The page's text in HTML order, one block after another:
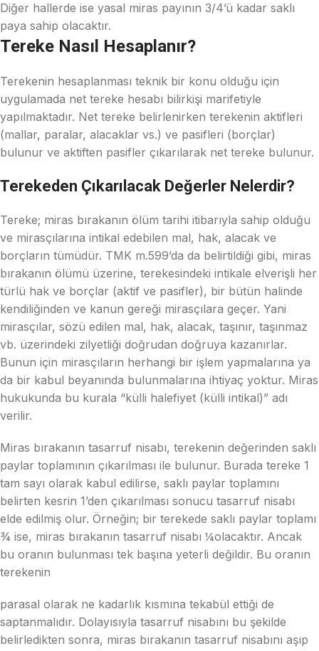
Diğer hallerde ise yasal miras payının 3/4’ü kadar saklı
paya sahip olacaktır.
Tereke Nasıl Hesaplanır?
Terekenin hesaplanması teknik bir konu olduğu için
uygulamada net tereke hesabı bilirkişi marifetiyle
yapılmaktadır. Net tereke belirlenirken terekenin aktifleri
(mallar, paralar, alacaklar vs.) ve pasifleri (borçlar)
bulunur ve aktiften pasifler çıkarılarak net tereke bulunur.
Terekeden Çıkarılacak Değerler Nelerdir?
Tereke; miras bırakanın ölüm tarihi itibarıyla sahip olduğu
ve mirasçılarına intikal edebilen mal, hak, alacak ve
borçların tümüdür. TMK m.599’da da belirtildiği gibi, miras
bırakanın ölümü üzerine, terekesindeki intikale elverişli her
türlü hak ve borçlar (aktif ve pasifler), bir bütün halinde
kendiliğinden ve kanun gereği mirasçılara geçer. Yani
mirasçılar, sözü edilen mal, hak, alacak, taşınır, taşınmaz
vb. üzerindeki zilyetliği doğrudan doğruya kazanırlar.
Bunun için mirasçıların herhangi bir işlem yapmalarına ya
da bir kabul beyanında bulunmalarına ihtiyaç yoktur. Miras
hukukunda bu kurala “külli halefiyet (külli intikal)” adı
verilir.
Miras bırakanın tasarruf nisabı, terekenin değerinden saklı
paylar toplamının çıkarılması ile bulunur. Burada tereke 1
tam sayı olarak kabul edilirse, saklı paylar toplamını
belirten kesrin 1’den çıkarılması sonucu tasarruf nisabı
elde edilmiş olur. Örneğin; bir terekede saklı paylar toplamı
¾ ise, miras bırakanın tasarruf nisabı ¼olacaktır. Ancak
bu oranın bulunması tek başına yeterli değildir. Bu oranın
terekenin
parasal olarak ne kadarlık kısmına tekabül ettiği de
saptanmalıdır. Dolayısıyla tasarruf nisabını bu şekilde
belirledikten sonra, miras bırakanın tasarruf nisabını aşıp